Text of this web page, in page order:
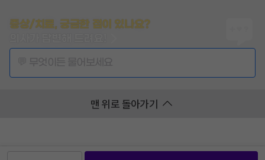
증상/치료, 궁금한 점이 있나요?
맨 위로 돌아가기